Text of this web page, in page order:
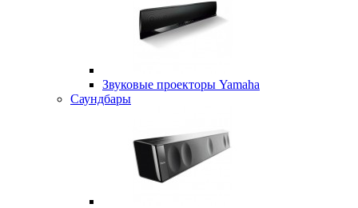
Звуковые проекторы Yamaha
Саундбары